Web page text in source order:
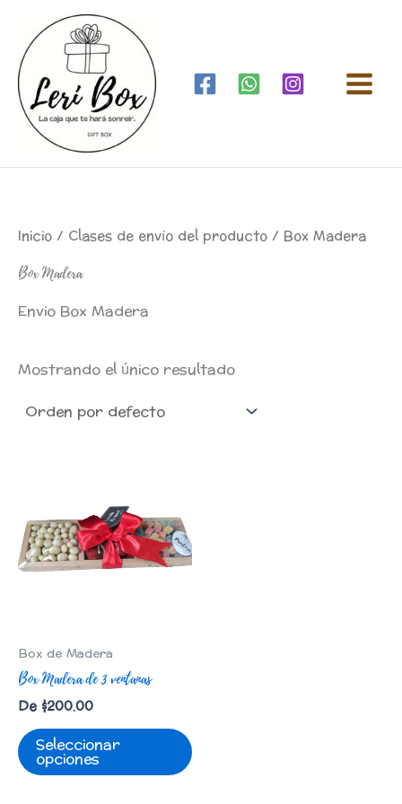
contenido
Inicio/ Clases de envío del producto / Box Madera
Box Madera
Envio Box Madera
Mostrando el único resultado
Box de Madera
Box Madera de 3 ventanas
De$200.00
Seleccionar
opciones